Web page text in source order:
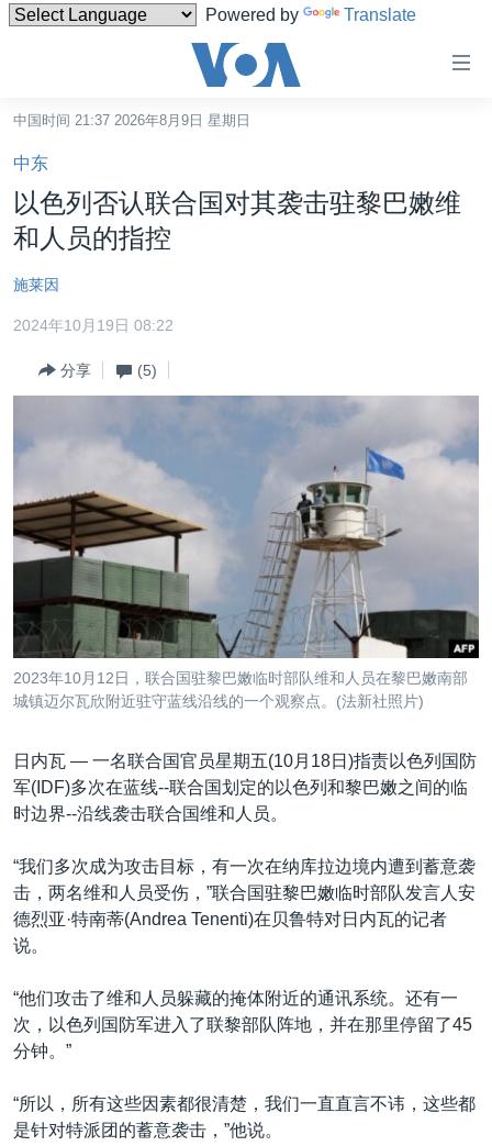
Powered by Translate
碍
链
接
跳
转
内
容
到
转
到
检
中国
最新国际新闻
欧洲
非洲
全球议题
分类新闻
人权·法律·宗教
科教·文娱·体健
军事
环境
热点专题
白宫要闻
国会报道
美中关系
美国建国250周年
埃博拉疫情
美国之音专访
台海两岸关系
南中国海争端
关注西藏
关注新疆
VOA视频
VOA今日焦点
中文广播
关注我们
其他语言网站
中国时间 21:37 2026年8月9日 星期日
中东
以色列否认联合国对其袭击驻黎巴嫩维
和人员的指控
施莱因
2024年10月19日 08:22
分享 (5)
2023年10月12日，联合国驻黎巴嫩临时部队维和人员在黎巴嫩南部
城镇迈尔瓦欣附近驻守蓝线沿线的一个观察点。(法新社照片)
日内瓦 — 一名联合国官员星期五(10月18日)指责以色列国防
军(IDF)多次在蓝线--联合国划定的以色列和黎巴嫩之间的临
时边界--沿线袭击联合国维和人员。
“我们多次成为攻击目标，有一次在纳库拉边境内遭到蓄意袭
击，两名维和人员受伤，”联合国驻黎巴嫩临时部队发言人安
德烈亚·特南蒂(Andrea Tenenti)在贝鲁特对日内瓦的记者
说。
“他们攻击了维和人员躲藏的掩体附近的通讯系统。还有一
次，以色列国防军进入了联黎部队阵地，并在那里停留了45
分钟。”
“所以，所有这些因素都很清楚，我们一直直言不讳，这些都
是针对特派团的蓄意袭击，”他说。